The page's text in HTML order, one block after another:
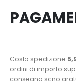
Costo spedizione
ordini di importo
consegna sono